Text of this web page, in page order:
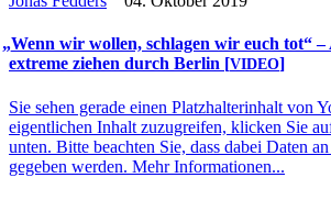
„Wenn wir wollen, schla­gen wir euch tot“ –
extreme ziehen durch Berlin [VIDEO]
Sie sehen gerade einen Platz­hal­ter­in­halt von
eigent­li­chen Inhalt zuzu­grei­fen, klicken Sie
unten. Bitte beach­ten Sie, dass dabei Daten
ge­ge­ben werden. Mehr Informationen...